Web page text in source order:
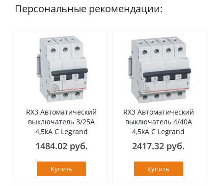
Персональные рекомендации:
RX3 Автоматический
выключатель 3/25А
4,5kA C Legrand
1484.02 руб.
Купить
RX3 Автоматический
выключатель 4/40А
4,5kA C Legrand
2417.32 руб.
Купить